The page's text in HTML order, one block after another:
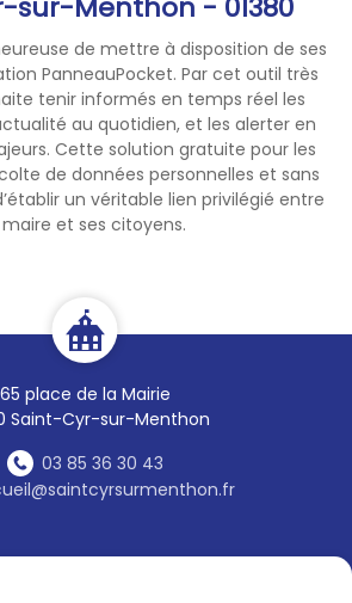
de mettre à disposition de ses
PanneauPocket. Par cet outil très
tenir informés en temps réel les
au quotidien, et les alerter en
Cette solution gratuite pour les
de données personnelles et sans
un véritable lien privilégié entre
et ses citoyens.
65 place de la Mairie
Saint-Cyr-sur-Menthon
03 85 36 30 43
de feu et de faciliter
des services de
en cas d’incendie.
utilisés pour les
agricoles et
les services de
les forces de
prévue par l’arrêté
autorisés à circuler
interdiction est
dès le 30 juillet
jusqu’à nouvel ordre.